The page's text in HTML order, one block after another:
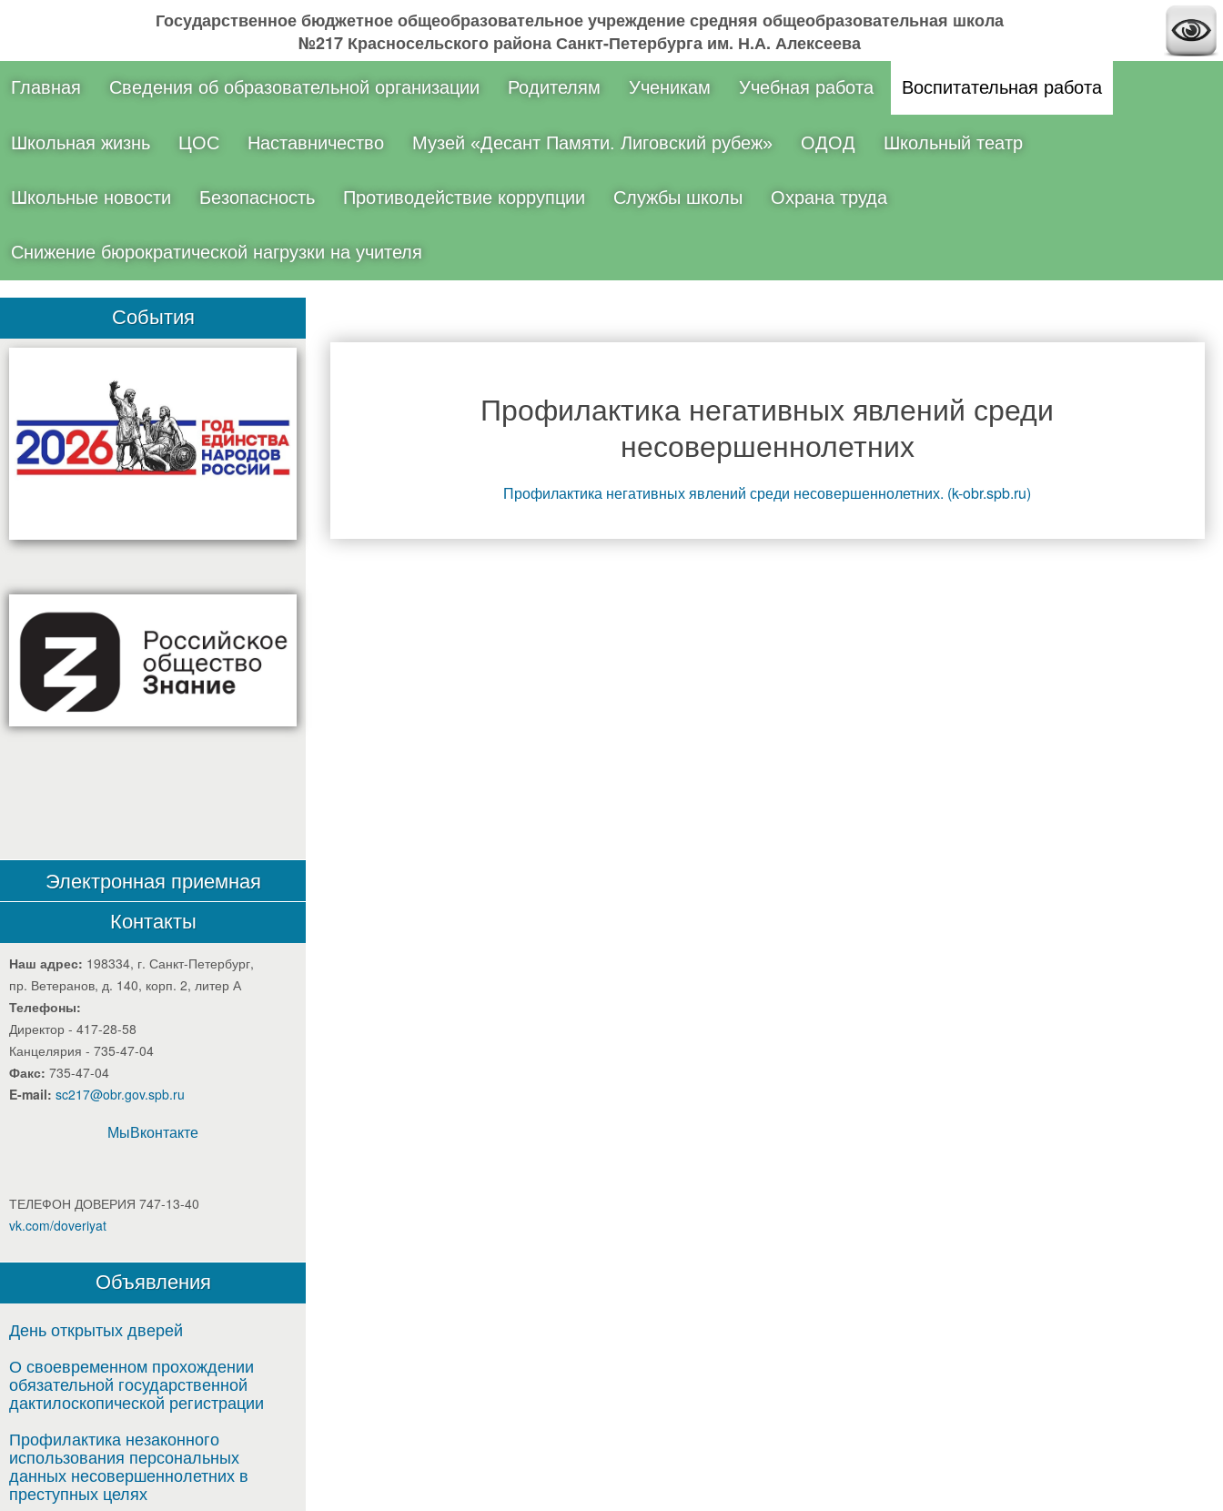
Государственное бюджетное общеобразовательное учреждение средняя общеобразовательная школа
№217 Красносельского района Санкт-Петербурга им. Н.А. Алексеева
Главная Сведения об образовательной организации Родителям Ученикам Учебная работа Воспитательная работа
Школьная жизнь ЦОС Наставничество Музей «Десант Памяти. Лиговский рубеж» ОДОД Школьный театр
Школьные новости Безопасность Противодействие коррупции Службы школы Охрана труда
Снижение бюрократической нагрузки на учителя
События
Электронная приемная
Контакты
Наш адрес: 198334, г. Санкт-Петербург,
пр. Ветеранов, д. 140, корп. 2, литер А
Телефоны:
Директор - 417-28-58
Канцелярия - 735-47-04
Факс: 735-47-04
E-mail: sc217@obr.gov.spb.ru
МыВконтакте
ТЕЛЕФОН ДОВЕРИЯ 747-13-40
vk.com/doveriyat
Объявления
День открытых дверей
О своевременном прохождении
обязательной государственной
дактилоскопической регистрации
Профилактика незаконного
использования персональных
данных несовершеннолетних в
преступных целях
Наши новости
Профилактика негативных явлений среди
несовершеннолетних
Профилактика негативных явлений среди несовершеннолетних. (k-obr.spb.ru)